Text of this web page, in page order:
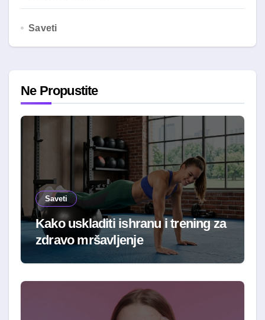
Saveti
Ne Propustite
Saveti
Kako uskladiti ishranu i trening za
zdravo mršavljenje